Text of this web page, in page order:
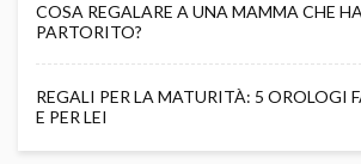
COSA REGALARE A UNA MAMMA CHE
PARTORITO?
REGALI PER LA MATURITÀ: 5 OROLOGI
E PER LEI